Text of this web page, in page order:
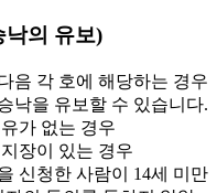
낙의 유보)
음 각 호에 해당하는 경우
낙을 유보할 수 있습니다.
가 없는 경우
장이 있는 경우
신청한 사람이 14세 미만